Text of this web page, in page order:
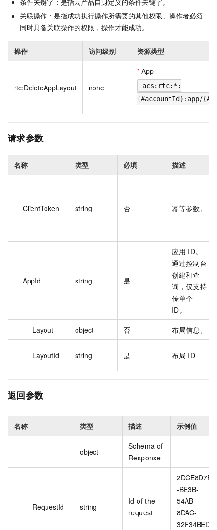
条件关键字：是指云产品自身定义的条件关键字。
关联操作：是指成功执行操作所需要的其他权限。操作者必须
同时具备关联操作的权限，操作才能成功。
操作 访问级别 资源类型
rtc:DeleteAppLayout none
* App
acs:rtc:*:
{#accountId}:app/
请求参数
名称 类型 必填 描述
ClientToken string 否 幂等参数。
AppId string 是
应用 ID。
通过控制台
创建和查
询，仅支持
传单个
ID。
Layout object 否 布局信息。
LayoutId string 是 布局 ID
返回参数
名称 类型 描述 示例值
object
Schema of
Response
RequestId string
Id of the
request
2DCE8D7E
-BE3B-
54AB-
8DAC-
32F34BED